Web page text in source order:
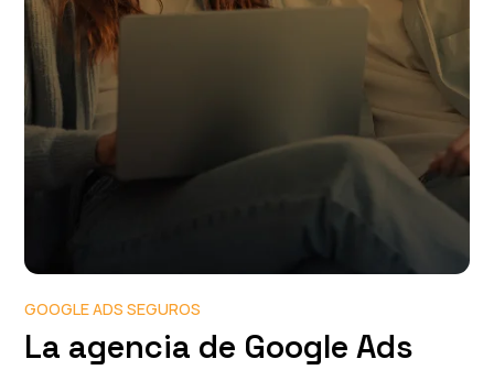
GOOGLE ADS SEGUROS
La agencia de Google Ads